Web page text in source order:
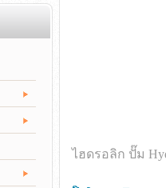
ไฮดรอลิก ปั๊ม